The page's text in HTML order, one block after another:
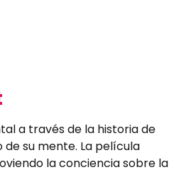
a través de la historia de
su mente. La película
la conciencia sobre la